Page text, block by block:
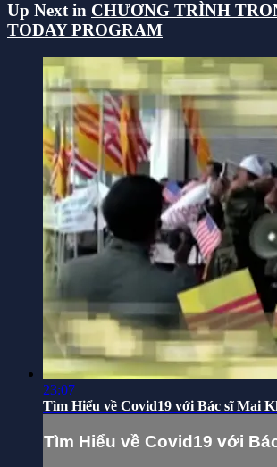
Up Next in CHƯƠNG TRÌNH
TODAY PROGRAM
23:07
Tìm Hiểu về Covid19 với Bác sĩ Mai
Tìm Hiểu về Covid19 với